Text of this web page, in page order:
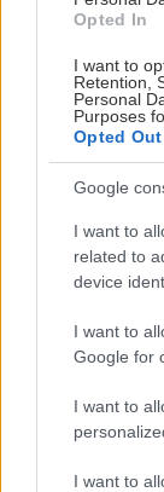
Opted In
I want to
Retention,
Personal
Purposes
Opted Out
Google
I want to
related to
device
I want to
Google for
I want to
I want to
Δείτε ακόμη